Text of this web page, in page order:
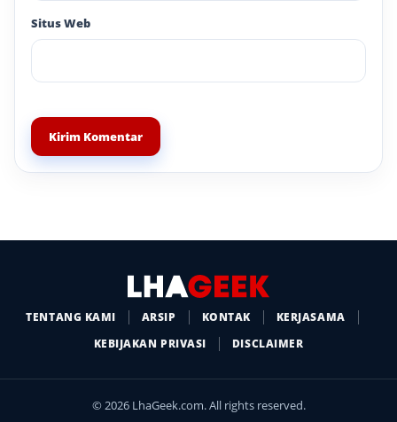
Situs Web
TENTANG KAMI ARSIP KONTAK
KERJASAMA
KEBIJAKAN PRIVASI
DISCLAIMER
© 2026 LhaGeek.com. All rights reserved.